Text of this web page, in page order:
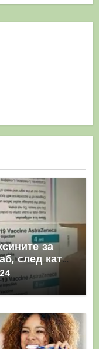
за
след като
КРЪВНИ